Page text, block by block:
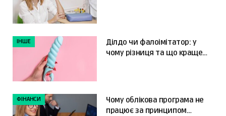
ІНШЕ
Ділдо чи фалоімітатор: у
чому різниця та що краще
ФІНАНСИ
Чому облікова програма не
працює за принципом